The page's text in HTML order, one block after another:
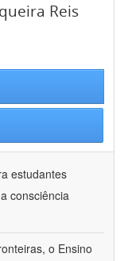
Reis
estudantes
consciência
o Ensino